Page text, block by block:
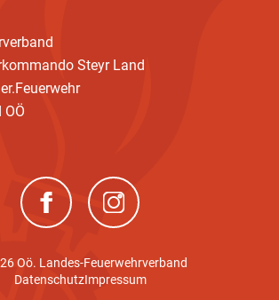
Steyr Land
OÖ
(neues Fenster)(neues Fenster)
Oö. Landes-Feuerwehrverband
DatenschutzImpressum